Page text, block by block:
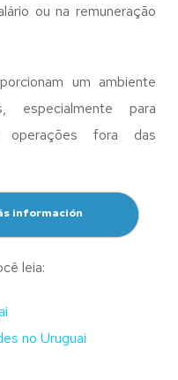
ou na remuneração
um ambiente
especialmente para
operações fora das
información
leia:
no Uruguai